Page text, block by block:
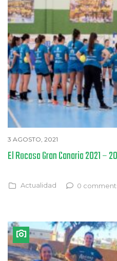
3 AGOSTO, 2021
El Rocasa Gran Canaria 2021 –
Actualidad 0